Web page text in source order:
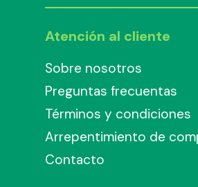
Atención al cliente
Sobre nosotros
Preguntas frecuentas
Términos y condiciones
Arrepentimiento de
Contacto